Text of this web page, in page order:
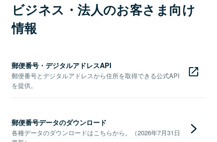
ビジネス・法人のお客さま向け
情報
郵便番号・デジタルアドレスAPI
郵便番号とデジタルアドレスから住所を取得できる公式API
を提供。
郵便番号データのダウンロード
各種データのダウンロードはこちらから。（2026年7月31日